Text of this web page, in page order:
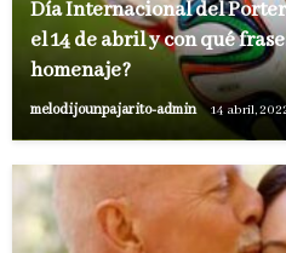
Día Internacional del
el 14 de abril y con qué
homenaje?
melodijounpajarito-admin 14 abril,